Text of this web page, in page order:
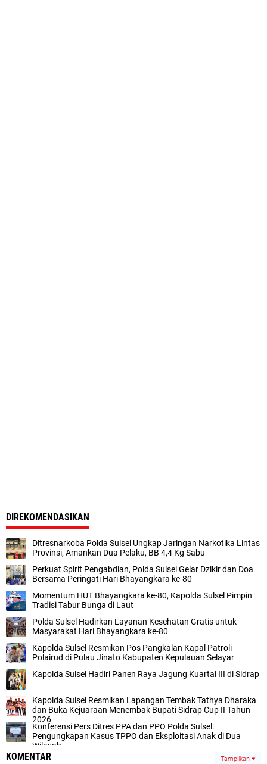
DIREKOMENDASIKAN
Ditresnarkoba Polda Sulsel Ungkap Jaringan Narkotika Lintas
Provinsi, Amankan Dua Pelaku, BB 4,4 Kg Sabu
Perkuat Spirit Pengabdian, Polda Sulsel Gelar Dzikir dan Doa
Bersama Peringati Hari Bhayangkara ke-80
Momentum HUT Bhayangkara ke-80, Kapolda Sulsel Pimpin
Tradisi Tabur Bunga di Laut
Polda Sulsel Hadirkan Layanan Kesehatan Gratis untuk
Masyarakat Hari Bhayangkara ke-80
Kapolda Sulsel Resmikan Pos Pangkalan Kapal Patroli
Polairud di Pulau Jinato Kabupaten Kepulauan Selayar
Kapolda Sulsel Hadiri Panen Raya Jagung Kuartal III di Sidrap
Kapolda Sulsel Resmikan Lapangan Tembak Tathya Dharaka
dan Buka Kejuaraan Menembak Bupati Sidrap Cup II Tahun
2026
Konferensi Pers Ditres PPA dan PPO Polda Sulsel:
Pengungkapan Kasus TPPO dan Eksploitasi Anak di Dua
Wilayah
KOMENTAR Tampilkan